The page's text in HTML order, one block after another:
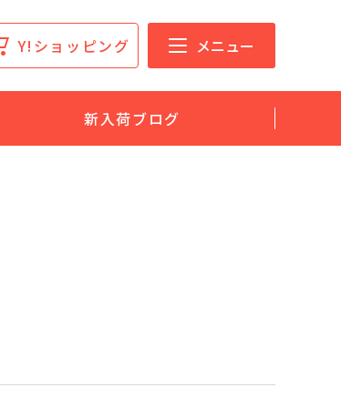
Y!ショッピング メニュー
新入荷ブログ